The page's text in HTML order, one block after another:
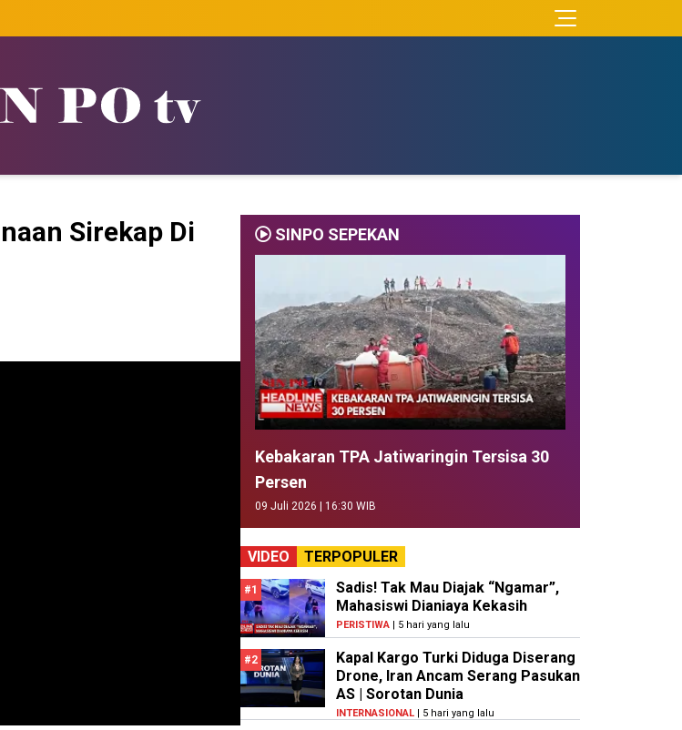
Sirekap Di
SINPO SEPEKAN
Kebakaran TPA Jatiwaringin Tersisa 30
Persen
09 Juli 2026 | 16:30 WIB
VIDEO TERPOPULER
#1
Sadis! Tak Mau Diajak “Ngamar”,
Mahasiswi Dianiaya Kekasih
PERISTIWA| 5 hari yang lalu
#2
Kapal Kargo Turki Diduga Diserang
Drone, Iran Ancam Serang Pasukan
AS | Sorotan Dunia
INTERNASIONAL| 5 hari yang lalu